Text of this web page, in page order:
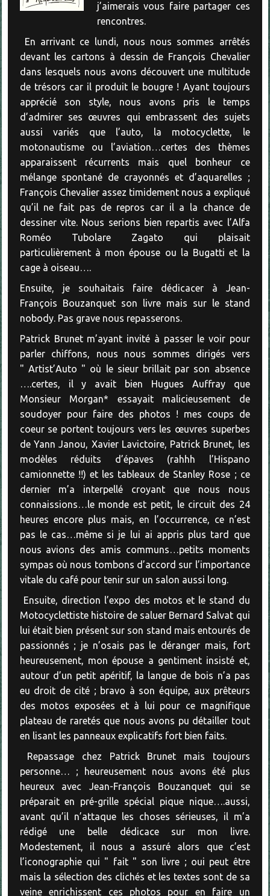
j’aimerais vous faire partager ces
rencontres.
En arrivant ce lundi, nous nous sommes arrêtés
devant les cartons à dessin de François Chevalier
dans lesquels nous avons découvert une multitude
de trésors car il produit le bougre ! Ayant toujours
apprécié son style, nous avons pris le temps
d’admirer ses œuvres qui embrassent des sujets
aussi variés que l’auto, la motocyclette, le
motonautisme ou l’aviation…certes des thèmes
apparaissent récurrents mais quel bonheur ce
mélange spontané de crayonnés et d’aquarelles ;
François Chevalier assez timidement nous a expliqué
qu’il ne fait pas de repros car il a la chance de
dessiner vite. Nous serions bien repartis avec l’Alfa
Roméo Tubolare Zagato qui plaisait
particulièrement à mon épouse ou la Bugatti et la
cage à oiseau….
Ensuite, je souhaitais faire dédicacer à Jean-
François Bouzanquet son livre mais sur le stand
nobody. Pas grave nous repasserons.
Patrick Brunet m’ayant invité à passer le voir pour
parler chiffons, nous nous sommes dirigés vers
" Artist’Auto " où le sieur brillait par son absence
….certes, il y avait bien Hugues Auffray que
Monsieur Morgan* essayait malicieusement de
soudoyer pour faire des photos ! mes coups de
coeur se portent toujours vers les œuvres superbes
de Yann Janou, Xavier Lavictoire, Patrick Brunet, les
modèles réduits d’épaves (rahhh l’Hispano
camionnette !!) et les tableaux de Stanley Rose ; ce
dernier m’a interpellé croyant que nous nous
connaissions…le monde est petit, le circuit des 24
heures encore plus mais, en l’occurrence, ce n’est
pas le cas…même si je lui ai appris plus tard que
nous avions des amis communs…petits moments
sympas où nous tombons d’accord sur l’importance
vitale du café pour tenir sur un salon aussi long.
Ensuite, direction l’expo des motos et le stand du
Motocyclettiste histoire de saluer Bernard Salvat qui
lui était bien présent sur son stand mais entourés de
passionnés ; je n’osais pas le déranger mais, fort
heureusement, mon épouse a gentiment insisté et,
autour d’un petit apéritif, la langue de bois n’a pas
eu droit de cité ; bravo à son équipe, aux prêteurs
des motos exposées et à lui pour ce magnifique
plateau de raretés que nous avons pu détailler tout
en lisant les panneaux explicatifs fort bien faits.
Repassage chez Patrick Brunet mais toujours
personne… ; heureusement nous avons été plus
heureux avec Jean-François Bouzanquet qui se
préparait en pré-grille spécial pique nique….aussi,
avant qu’il n’attaque les choses sérieuses, il m’a
rédigé une belle dédicace sur mon livre.
Modestement, il nous a assuré alors que c’est
l’iconographie qui " fait " son livre ; oui peut être
mais la sélection des clichés et les textes sont de sa
veine enrichissent ces photos pour en faire un